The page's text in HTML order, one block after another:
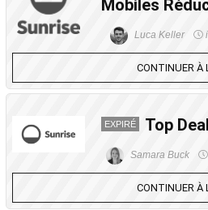
Mobiles
Luca Keller
CONTINUER À
EXPIRÉ Top
Samara Buck
CONTINUER À